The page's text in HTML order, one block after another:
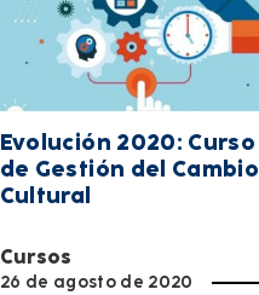
Evolución 2020: Curso
de Gestión del Cambio
Cultural
Cursos
26 de agosto de 2020